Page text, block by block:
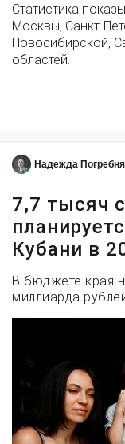
Статистика
Москвы, Санкт-
Новосибирской,
областей.
Надежда
7,7 тысяч
Кубани в
В бюджете края
миллиарда